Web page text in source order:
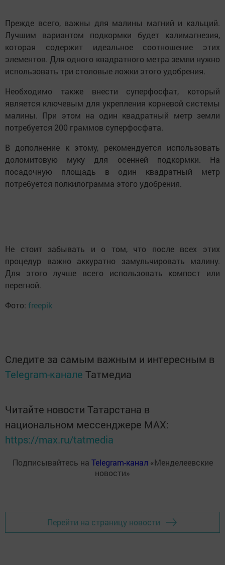
Прежде всего, важны для малины магний и кальций.
Лучшим вариантом подкормки будет калимагнезия,
которая содержит идеальное соотношение этих
элементов. Для одного квадратного метра земли нужно
использовать три столовые ложки этого удобрения.
Необходимо также внести суперфосфат, который
является ключевым для укрепления корневой системы
малины. При этом на один квадратный метр земли
потребуется 200 граммов суперфосфата.
В дополнение к этому, рекомендуется использовать
доломитовую муку для осенней подкормки. На
посадочную площадь в один квадратный метр
потребуется полкилограмма этого удобрения.
Не стоит забывать и о том, что после всех этих
процедур важно аккуратно замульчировать малину.
Для этого лучше всего использовать компост или
перегной.
Фото: freepik
Следите за самым важным и интересным в
Telegram-канале Татмедиа
Читайте новости Татарстана в
национальном мессенджере MАХ:
https://max.ru/tatmedia
Подписывайтесь на Telegram-канал «Менделеевские
новости»
Перейти на страницу новости